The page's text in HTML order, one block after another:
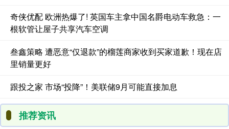
奇侠优配 欧洲热爆了! 英国车主拿中国名爵电动车救急：一
根软管让屋子共享汽车空调
叁鑫策略 遭恶意“仅退款”的榴莲商家收到买家道歉！现在店
里销量更好
跟投之家 市场“投降”！美联储9月可能直接加息
推荐资讯